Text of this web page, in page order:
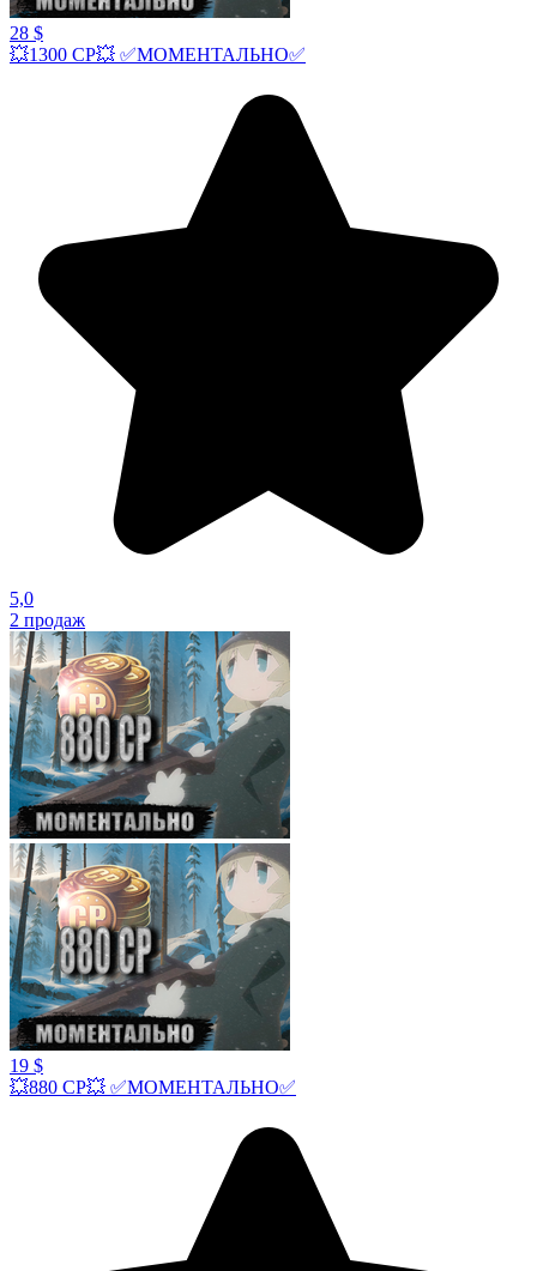
28 $
💥1300 СР💥 ✅МОМЕНТАЛЬНО✅
5,0
2 продаж
19 $
💥880 СР💥 ✅МОМЕНТАЛЬНО✅